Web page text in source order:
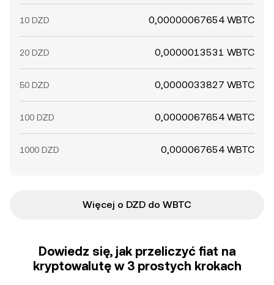
10 DZD 0,00000067654 WBTC
20 DZD 0,0000013531 WBTC
50 DZD 0,0000033827 WBTC
100 DZD 0,0000067654 WBTC
1000 DZD 0,000067654 WBTC
Więcej o DZD do WBTC
Dowiedz się, jak przeliczyć fiat na
kryptowalutę w 3 prostych krokach